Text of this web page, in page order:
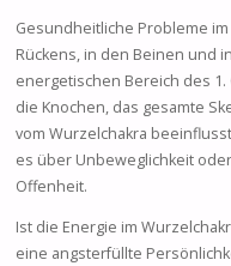
Gesundheitliche Probleme
Rückens, in den Beinen und
energetischen Bereich des
die Knochen, das gesamte
vom Wurzelchakra
es über Unbeweglichkeit
Offenheit.
Ist die Energie im
eine angsterfüllte